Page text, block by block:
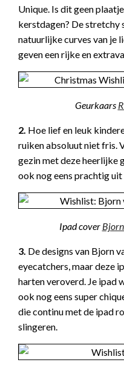
Unique. Is dit geen
kerstdagen? De
natuurlijke curves van je
geven een rijke en
Geurkaars
2. Hoe lief en leuk
ruiken absoluut niet fris.
gezin met deze heerlijke
ook nog eens prachtig
Ipad cover
3. De designs van Bjorn
eyecatchers, maar deze
harten veroverd. Je ipad
ook nog eens super
die continu met de ipad
slingeren.